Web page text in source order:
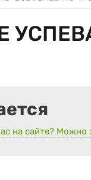
на сайте? Можно